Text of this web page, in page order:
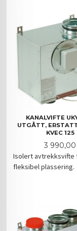
KANALVIFTE
UTGÅTT,
KVEC 125
Pris
3 990,00
Isolert avtrekksvifte
fleksibel plassering.